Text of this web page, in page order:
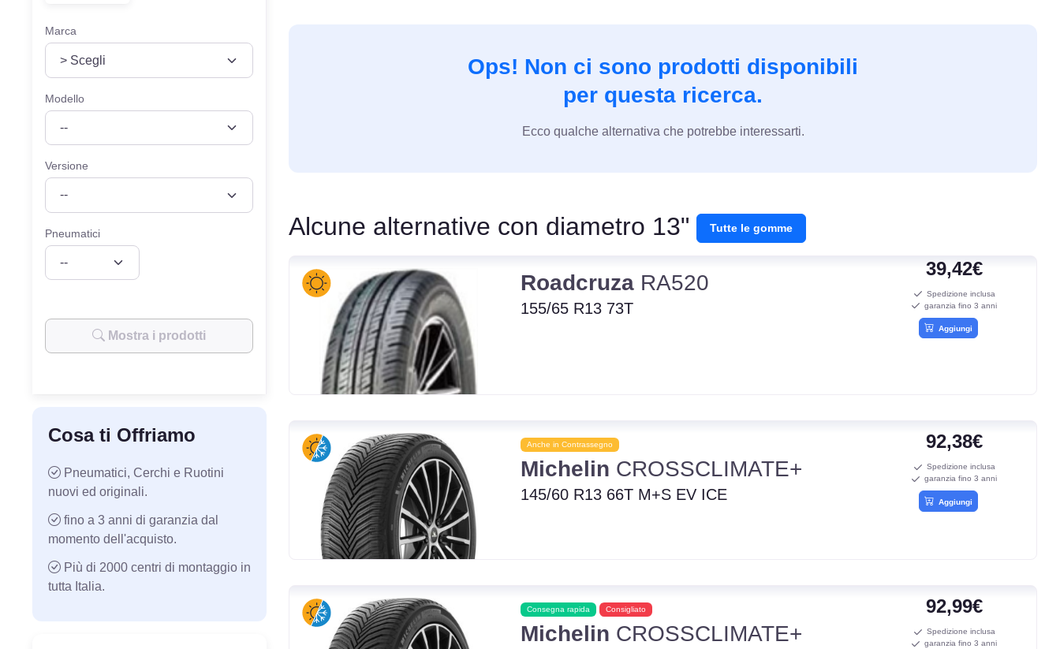
VEICOLO MISURE
Marca
Modello
Versione
Pneumatici
Mostra i prodotti
Cosa ti Offriamo
Pneumatici, Cerchi e Ruotini
nuovi ed originali.
fino a 3 anni di garanzia dal
momento dell'acquisto.
Più di 2000 centri di montaggio in
tutta Italia.
Ops! Non ci sono prodotti disponibili
per questa ricerca.
Ecco qualche alternativa che potrebbe interessarti.
Alcune alternative con diametro 13" Tutte le gomme
RoadcruzaRA520
155/65 R13 73T
39,42€
Spedizione inclusa
garanzia fino 3 anni
Aggiungi
Anche in Contrassegno
Michelin CROSSCLIMATE+
145/60 R13 66T M+S EV ICE
92,38€
Spedizione inclusa
garanzia fino 3 anni
Aggiungi
Consegna rapida Consigliato
Michelin CROSSCLIMATE+
92,99€
Spedizione inclusa
garanzia fino 3 anni